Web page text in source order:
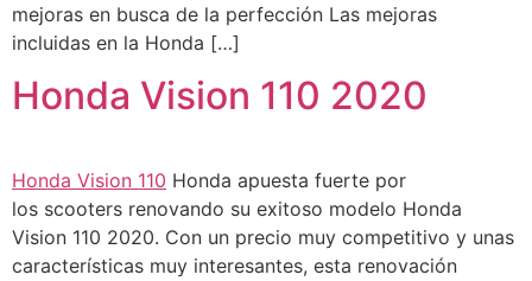
mejoras en busca de la perfección Las mejoras
incluidas en la Honda […]
Honda Vision 110 2020
Honda Vision 110 Honda apuesta fuerte por
los scooters renovando su exitoso modelo Honda
Vision 110 2020. Con un precio muy competitivo y unas
características muy interesantes, esta renovación